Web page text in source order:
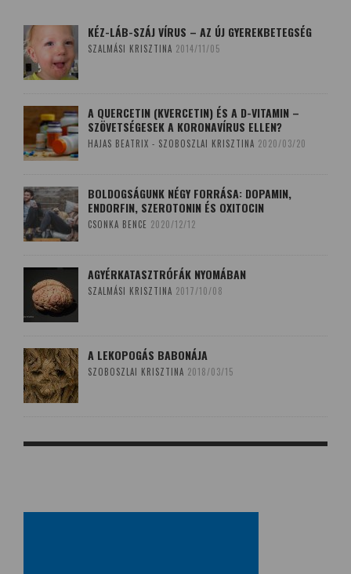
KÉZ-LÁB-SZÁJ VÍRUS – AZ ÚJ GYEREKBETEGSÉG
SZALMÁSI KRISZTINA 2014/11/05
A QUERCETIN (KVERCETIN) ÉS A D-VITAMIN –
SZÖVETSÉGESEK A KORONAVÍRUS ELLEN?
HAJAS BEATRIX - SZOBOSZLAI KRISZTINA 2020/03/20
BOLDOGSÁGUNK NÉGY FORRÁSA: DOPAMIN,
ENDORFIN, SZEROTONIN ÉS OXITOCIN
CSONKA BENCE 2020/12/12
AGYÉRKATASZTRÓFÁK NYOMÁBAN
SZALMÁSI KRISZTINA 2017/10/08
A LEKOPOGÁS BABONÁJA
SZOBOSZLAI KRISZTINA 2018/03/15